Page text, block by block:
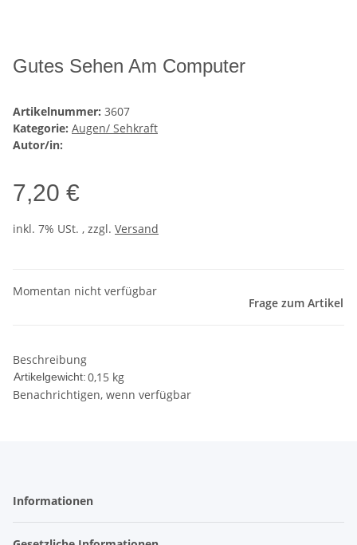
Gutes Sehen Am Computer
Artikelnummer: 3607
Kategorie: Augen/ Sehkraft
Autor/in:
7,20 €
inkl. 7% USt. , zzgl. Versand
Momentan nicht verfügbar
Frage zum Artikel
Beschreibung
Artikelgewicht:0,15 kg
Benachrichtigen, wenn verfügbar
Informationen